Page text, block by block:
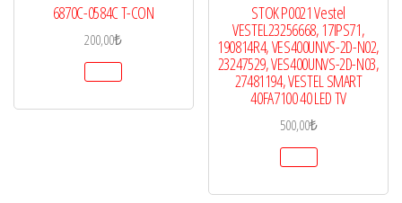
6870C-0584C T-CON
200,00₺
STOK P0021 Vestel
VESTEL23256668, 17IPS71,
190814R4, VES400UNVS-2D-N02,
23247529, VES400UNVS-2D-N03,
27481194, VESTEL SMART
40FA7100 40 LED TV
500,00₺